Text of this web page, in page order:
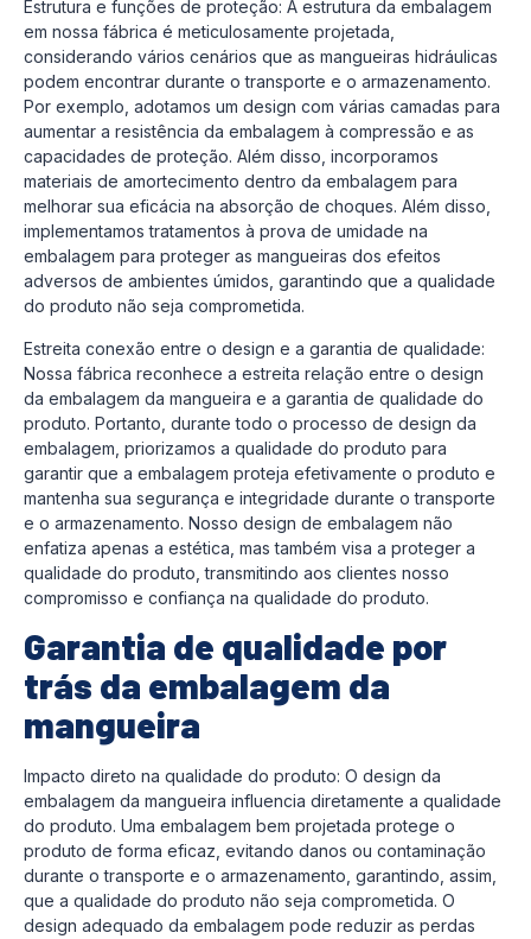
Estrutura e funções de proteção: A estrutura da embalagem
em nossa fábrica é meticulosamente projetada,
considerando vários cenários que as mangueiras hidráulicas
podem encontrar durante o transporte e o armazenamento.
Por exemplo, adotamos um design com várias camadas para
aumentar a resistência da embalagem à compressão e as
capacidades de proteção. Além disso, incorporamos
materiais de amortecimento dentro da embalagem para
melhorar sua eficácia na absorção de choques. Além disso,
implementamos tratamentos à prova de umidade na
embalagem para proteger as mangueiras dos efeitos
adversos de ambientes úmidos, garantindo que a qualidade
do produto não seja comprometida.
Estreita conexão entre o design e a garantia de qualidade:
Nossa fábrica reconhece a estreita relação entre o design
da embalagem da mangueira e a garantia de qualidade do
produto. Portanto, durante todo o processo de design da
embalagem, priorizamos a qualidade do produto para
garantir que a embalagem proteja efetivamente o produto e
mantenha sua segurança e integridade durante o transporte
e o armazenamento. Nosso design de embalagem não
enfatiza apenas a estética, mas também visa a proteger a
qualidade do produto, transmitindo aos clientes nosso
compromisso e confiança na qualidade do produto.
Garantia de qualidade por
trás da embalagem da
mangueira
Impacto direto na qualidade do produto: O design da
embalagem da mangueira influencia diretamente a qualidade
do produto. Uma embalagem bem projetada protege o
produto de forma eficaz, evitando danos ou contaminação
durante o transporte e o armazenamento, garantindo, assim,
que a qualidade do produto não seja comprometida. O
design adequado da embalagem pode reduzir as perdas